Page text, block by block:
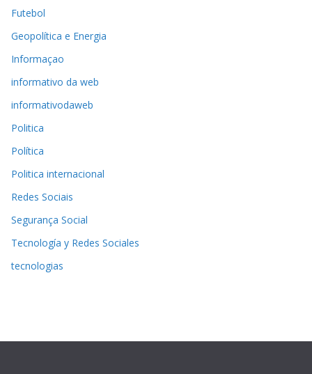
Futebol
Geopolítica e Energia
Informaçao
informativo da web
informativodaweb
Politica
Política
Politica internacional
Redes Sociais
Segurança Social
Tecnología y Redes Sociales
tecnologias